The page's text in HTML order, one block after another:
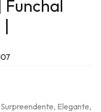
Funchal
Elegante,